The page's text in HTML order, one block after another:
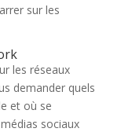
sur les
les réseaux
demander quels
et où se
sociaux